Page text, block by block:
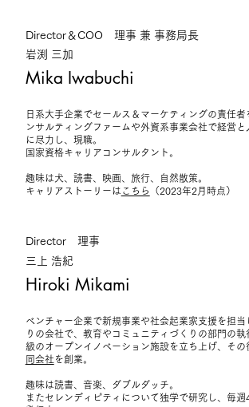
Director＆COO 理事 兼 事務局長
岩渕 三加
Mika Iwabuchi
日系大手企業でセールス＆マーケティングの責任者
ンサルティングファームや外資系事業会社で経営と
に尽力し、現職。
国家資格キャリアコンサルタント。
趣味は犬、読書、映画、旅行、自然散策。
キャリアストーリーは こちら （2023年2月時点）
Director 理事
三上 浩紀
Hiroki Mikami
ベンチャー企業で新規事業や社会起業家支援を担当
りの会社で、教育やコミュニティづくりの部門の
級のオープンイノベーション施設を立ち上げ、その
同会社 を創業。
趣味は読書、音楽、ダブルダッチ。
またセレンディピティについて独学で研究し、毎